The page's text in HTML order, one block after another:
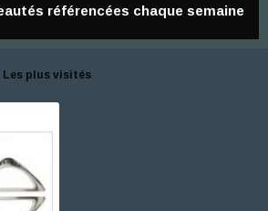
référencées chaque semaine
Les plus visités